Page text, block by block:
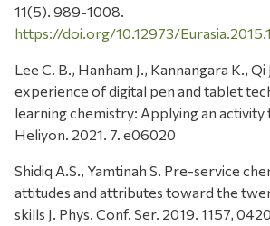
11(5). 989-1008.
https://doi.org/10.12973/
Lee C. B., Hanham J., Kannangara K.,
experience of digital pen and tablet
learning chemistry: Applying an activity
Heliyon. 2021. 7. e06020
Shidiq A.S., Yamtinah S. Pre-service
attitudes and attributes toward the
skills J. Phys. Conf. Ser. 2019. 1157,